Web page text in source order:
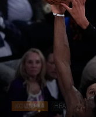
КОШАРКА НБА